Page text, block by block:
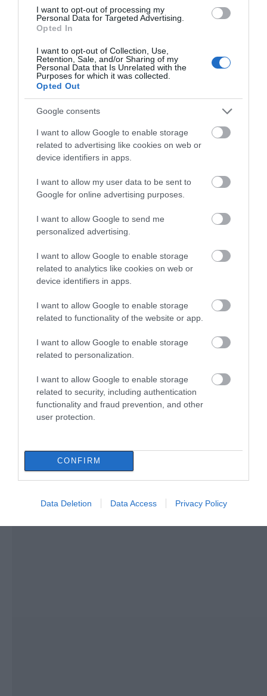
I want to opt-out of processing my
Personal Data for Targeted Advertising.
Opted In
I want to opt-out of Collection, Use,
Retention, Sale, and/or Sharing of my
Personal Data that Is Unrelated with the
Purposes for which it was collected.
Opted Out
Google consents
I want to allow Google to enable storage
related to advertising like cookies on web or
device identifiers in apps.
I want to allow my user data to be sent to
Google for online advertising purposes.
I want to allow Google to send me
personalized advertising.
I want to allow Google to enable storage
related to analytics like cookies on web or
device identifiers in apps.
I want to allow Google to enable storage
related to functionality of the website or app.
I want to allow Google to enable storage
related to personalization.
I want to allow Google to enable storage
related to security, including authentication
functionality and fraud prevention, and other
user protection.
CONFIRM
Data Deletion Data Access Privacy Policy
08.08.2026 | 19:00
Σε δημοπρασία η μπάλα των
ιστορικών γκολ του Μαραντόνα
08.08.2026 | 18:40
Αγανάκτηση σε χωριό της
νερό – Σοβαρή καταγγελία
08.08.2026 | 18:20
Αγροτικές ενισχύσεις: Ποιοι θα
λάβουν νωρίτερα τις
προκαταβολές
08.08.2026 | 18:00
αντιδήμαρχος στην Εύβοια! Έγινε
για τρίτη φορά παππούς!
08.08.2026 | 17:40
Ευρυδίκη Βαλαβάνη: Οι
οικογενειακές διακοπές στην
Εύβοια! Δείτε σε ποια παραλία
08.08.2026 | 17:20
Εύβοια: Red Code αύριο Κυριακή –
Αυξημένη ετοιμότητα παντού
08.08.2026 | 17:00
08.08.2026 | 16:40
Φωτιά στην Εύβοια σε
ξερά χόρτα
Ρίγη συγκίνησης στην
της Μεταμορφώσεως
Εύβοια: Τέλος στις
– Έρχονται πρόστιμα
χωρίς εξαιρέσεις
καταστροφικής
πυρκαγιάς – Το
χρονικό της τραγωδίας
Εύβοια: Πότε θα γίνει ο
καθιερωμένος έρανος
για το «Στιφάδο της
Παναγίας»
Κάνεις δεν ξεχνά τι
έζησε η Εύβοια πριν
πέντε χρόνια